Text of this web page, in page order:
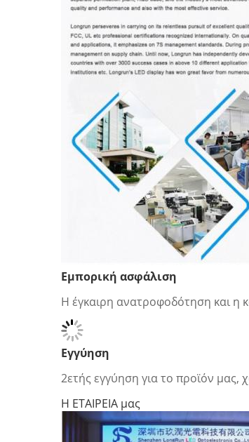
Εμπορική ασφάλιση
Η έγκαιρη ανατροφοδότηση και η
Εγγύηση
2ετής εγγύηση για το προϊόν μας,
Η ΕΤΑΙΡΕΙΑ μας